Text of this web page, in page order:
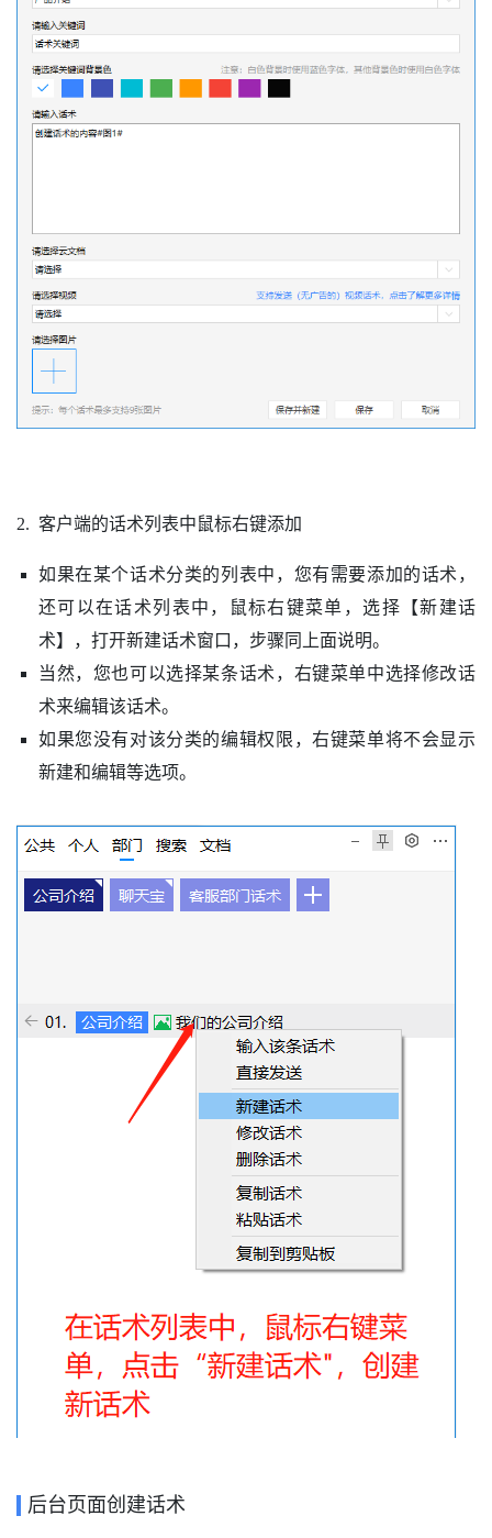
2. 客户端的话术列表中鼠标右键添加
如果在某个话术分类的列表中，您有需要添加的话术，
还可以在话术列表中，鼠标右键菜单，选择【新建话
术】，打开新建话术窗口，步骤同上面说明。
当然，您也可以选择某条话术，右键菜单中选择修改话
术来编辑该话术。
如果您没有对该分类的编辑权限，右键菜单将不会显示
新建和编辑等选项。
后台页面创建话术